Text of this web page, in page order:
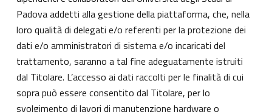
Padova addetti alla gestione della piattaforma, che, nella
loro qualità di delegati e/o referenti per la protezione dei
dati e/o amministratori di sistema e/o incaricati del
trattamento, saranno a tal fine adeguatamente istruiti
dal Titolare. L’accesso ai dati raccolti per le finalità di cui
sopra può essere consentito dal Titolare, per lo
svolgimento di lavori di manutenzione hardware o